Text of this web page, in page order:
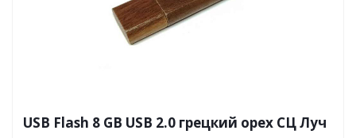
USB Flash 8 GB USB 2.0 грецкий орех СЦ Луч